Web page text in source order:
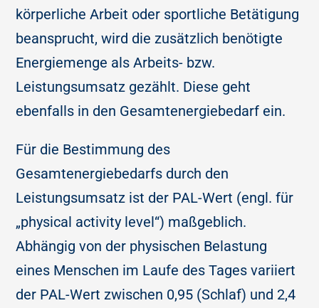
körperliche Arbeit oder sportliche Betätigung
beansprucht, wird die zusätzlich benötigte
Energiemenge als Arbeits- bzw.
Leistungsumsatz gezählt. Diese geht
ebenfalls in den Gesamtenergiebedarf ein.
Für die Bestimmung des
Gesamtenergiebedarfs durch den
Leistungsumsatz ist der PAL-Wert (engl. für
„physical activity level“) maßgeblich.
Abhängig von der physischen Belastung
eines Menschen im Laufe des Tages variiert
der PAL-Wert zwischen 0,95 (Schlaf) und 2,4